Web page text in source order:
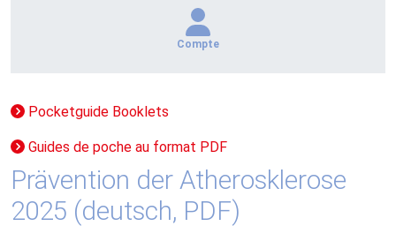
Compte
Pocketguide Booklets
Guides de poche au format PDF
Prävention der Atherosklerose
2025 (deutsch, PDF)